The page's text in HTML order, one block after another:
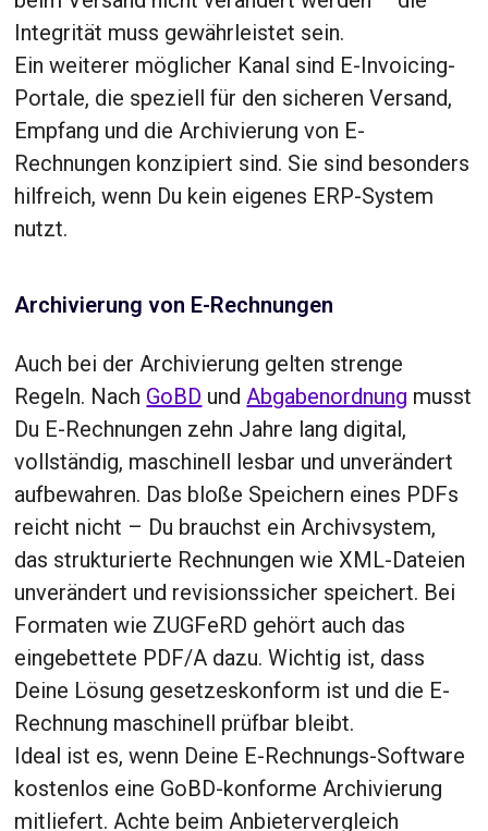
Integrität muss gewährleistet sein.
Ein weiterer möglicher Kanal sind E-Invoicing-
Portale, die speziell für den sicheren Versand,
Empfang und die Archivierung von E-
Rechnungen konzipiert sind. Sie sind besonders
hilfreich, wenn Du kein eigenes ERP-System
nutzt.
Archivierung von E-Rechnungen
Auch bei der Archivierung gelten strenge
Regeln. Nach GoBD undAbgabenordnung musst
Du E-Rechnungen zehn Jahre lang digital,
vollständig, maschinell lesbar und unverändert
aufbewahren. Das bloße Speichern eines PDFs
reicht nicht – Du brauchst ein Archivsystem,
das strukturierte Rechnungen wie XML-Dateien
unverändert und revisionssicher speichert. Bei
Formaten wie ZUGFeRD gehört auch das
eingebettete PDF/A dazu. Wichtig ist, dass
Deine Lösung gesetzeskonform ist und die E-
Rechnung maschinell prüfbar bleibt.
Ideal ist es, wenn Deine E-Rechnungs-Software
kostenlos eine GoBD-konforme Archivierung
mitliefert. Achte beim Anbietervergleich